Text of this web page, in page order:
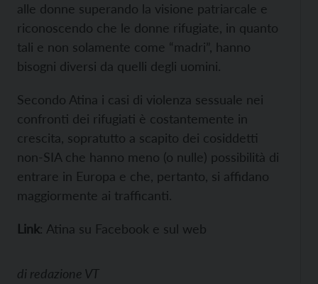
alle donne superando la visione patriarcale e
riconoscendo che le donne rifugiate, in quanto
tali e non solamente come “madri”, hanno
bisogni diversi da quelli degli uomini.
Secondo Atina i casi di violenza sessuale nei
confronti dei rifugiati è costantemente in
crescita, sopratutto a scapito dei cosiddetti
non-SIA che hanno meno (o nulle) possibilità di
entrare in Europa e che, pertanto, si affidano
maggiormente ai trafficanti.
Link: Atina su Facebook e sul web
di redazione VT